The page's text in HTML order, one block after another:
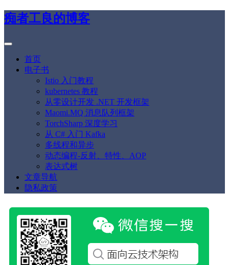
痴者工良的博客
首页
电子书
Istio 入门教程
kubernetes 教程
从零设计开发 .NET 开发框架
Maomi.MQ 消息队列框架
TorchSharp 深度学习
从 C# 入门 Kafka
多线程和异步
动态编程-反射、特性、AOP
表达式树
文章导航
隐私政策